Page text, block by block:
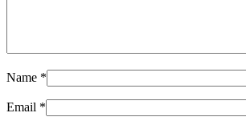
Name *
Email *